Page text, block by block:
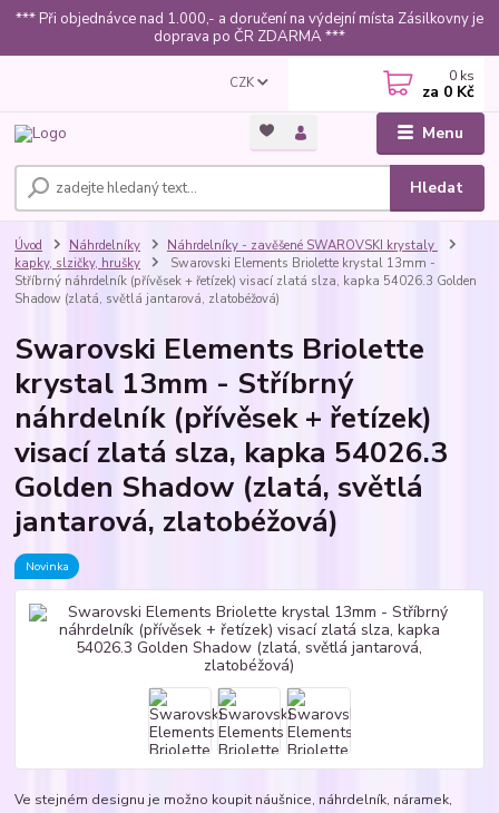
*** Při objednávce nad 1.000,- a doručení na výdejní místa Zásilkovny je
doprava po ČR ZDARMA ***
Menu
CZK
Hledat
0 ks
za 0 Kč
Úvod Náhrdelníky
Náhrdelníky - zavěšené SWAROVSKI krystaly
kapky, slzičky, hrušky
Swarovski Elements Briolette krystal 13mm -
Stříbrný náhrdelník (přívěsek + řetízek) visací zlatá slza, kapka 54026.3 Golden
Shadow (zlatá, světlá jantarová, zlatobéžová)
Swarovski Elements Briolette
krystal 13mm - Stříbrný
náhrdelník (přívěsek + řetízek)
visací zlatá slza, kapka 54026.3
Golden Shadow (zlatá, světlá
jantarová, zlatobéžová)
Novinka
Ve stejném designu je možno koupit náušnice, náhrdelník, náramek,